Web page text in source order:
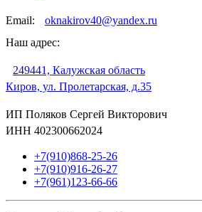
Email:
oknakirov40@yandex.ru
Наш адрес:
249441, Калужская область
Киров, ул. Пролетарская, д.35
ИП Поляков Сергей Викторович
ИНН 402300662024
+7(910)868-25-26
+7(910)916-26-27
+7(961)123-66-66